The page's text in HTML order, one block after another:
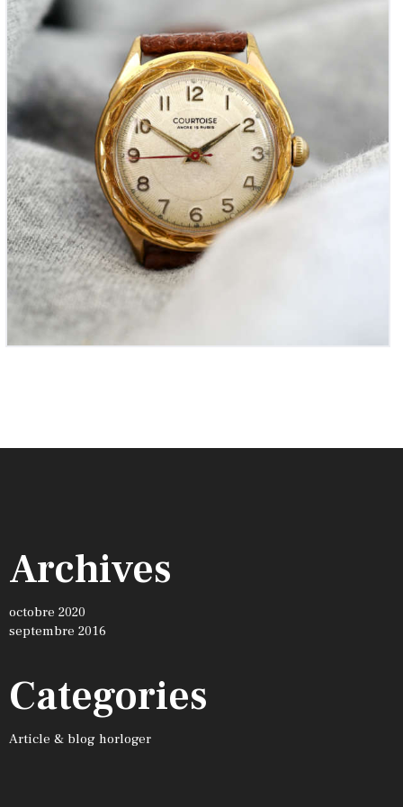
Archives
octobre 2020
septembre 2016
Categories
Article & blog horloger